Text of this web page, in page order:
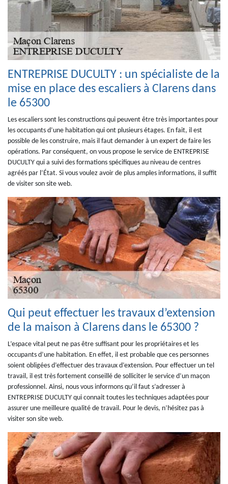
ENTREPRISE DUCULTY : un spécialiste de la
mise en place des escaliers à Clarens dans
le 65300
Les escaliers sont les constructions qui peuvent être très importantes pour
les occupants d’une habitation qui ont plusieurs étages. En fait, il est
possible de les construire, mais il faut demander à un expert de faire les
opérations. Par conséquent, on vous propose le service de ENTREPRISE
DUCULTY qui a suivi des formations spécifiques au niveau de centres
agréés par l’État. Si vous voulez avoir de plus amples informations, il suffit
de visiter son site web.
Qui peut effectuer les travaux d’extension
de la maison à Clarens dans le 65300 ?
L’espace vital peut ne pas être suffisant pour les propriétaires et les
occupants d’une habitation. En effet, il est probable que ces personnes
soient obligées d’effectuer des travaux d’extension. Pour effectuer un tel
travail, il est très fortement conseillé de solliciter le service d’un maçon
professionnel. Ainsi, nous vous informons qu’il faut s’adresser à
ENTREPRISE DUCULTY qui connait toutes les techniques adaptées pour
assurer une meilleure qualité de travail. Pour le devis, n’hésitez pas à
visiter son site web.